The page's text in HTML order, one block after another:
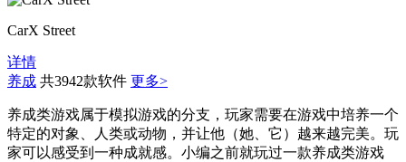
CarX Street
详情
养成 共3942款软件 更多>
养成类游戏属于模拟游戏的分支，玩家需要在游戏中培养一个
特定的对象、人类或动物，并让他（她、它）越来越完美。玩
家可以感受到一种成就感。小编之前就玩过一款养成类游戏